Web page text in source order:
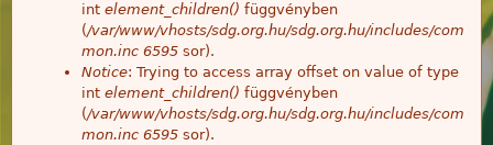
int element_children() függvényben
(/var/www/vhosts/sdg.org.hu/sdg.org.hu/includes/com
mon.inc 6595 sor).
Notice: Trying to access array offset on value of type
int element_children() függvényben
(/var/www/vhosts/sdg.org.hu/sdg.org.hu/includes/com
mon.inc 6595 sor).